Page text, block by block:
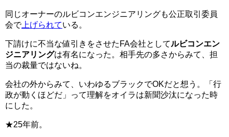
同じオーナーのルビコンエンジニアリングも公正取引委員
会で上げられている。
下請けに不当な値引きをさせたFA会社としてルビコンエン
ジニアリングは有名になった。相手先の多さからみて、担
当の裁量ではないね。
会社の外からみて、いわゆるブラックでOKだと想う。「行
政が動くほどだ」って理解をオイラは新聞沙汰になった時
にした。
★25年前。